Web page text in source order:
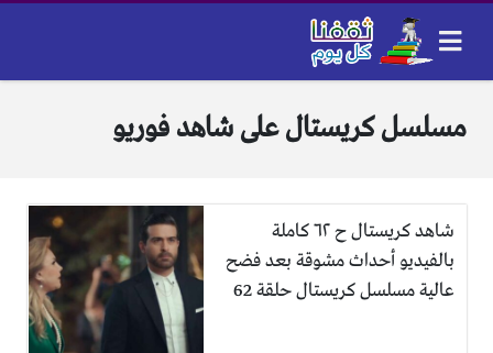
مسلسل كريستال على شاهد فوريو
شاهد كريستال ح ٦٢ كاملة
بالفيديو أحداث مشوقة بعد فضح
عالية مسلسل كريستال حلقة 62